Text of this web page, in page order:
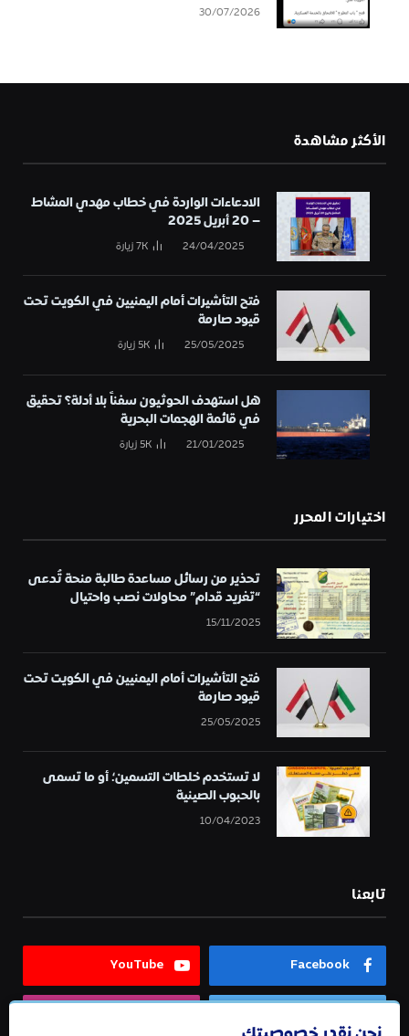
30/07/2026
الأكثر مشاهدة
الادعاءات الواردة في خطاب مهدي المشاط
– 20 أبريل 2025
24/04/2025
7Kزيارة
فتح التأشيرات أمام اليمنيين في الكويت تحت
قيود صارمة
25/05/2025
5Kزيارة
هل استهدف الحوثيون سفناً بلا أدلة؟ تحقيق
في قائمة الهجمات البحرية
21/01/2025
5Kزيارة
اختيارات المحرر
تحذير من رسائل مساعدة طالبة منحة تُدعى
“تغريد قدام” محاولات نصب واحتيال
15/11/2025
فتح التأشيرات أمام اليمنيين في الكويت تحت
قيود صارمة
25/05/2025
لا تستخدم خلطات التسمين؛ أو ما تسمى
بالحبوب الصينية
10/04/2023
تابعنا
Facebook
YouTube